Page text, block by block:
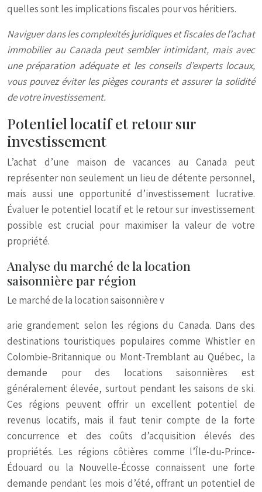
quelles sont les implications fiscales pour vos héritiers.
Naviguer dans les complexités juridiques et fiscales de l’achat
immobilier au Canada peut sembler intimidant, mais avec
une préparation adéquate et les conseils d’experts locaux,
vous pouvez éviter les pièges courants et assurer la solidité
de votre investissement.
Potentiel locatif et retour sur
investissement
L’achat d’une maison de vacances au Canada peut
représenter non seulement un lieu de détente personnel,
mais aussi une opportunité d’investissement lucrative.
Évaluer le potentiel locatif et le retour sur investissement
possible est crucial pour maximiser la valeur de votre
propriété.
Analyse du marché de la location
saisonnière par région
Le marché de la location saisonnière v
arie grandement selon les régions du Canada. Dans des
destinations touristiques populaires comme Whistler en
Colombie-Britannique ou Mont-Tremblant au Québec, la
demande pour des locations saisonnières est
généralement élevée, surtout pendant les saisons de ski.
Ces régions peuvent offrir un excellent potentiel de
revenus locatifs, mais il faut tenir compte de la forte
concurrence et des coûts d’acquisition élevés des
propriétés. Les régions côtières comme l’Île-du-Prince-
Édouard ou la Nouvelle-Écosse connaissent une forte
demande pendant les mois d’été, offrant un potentiel de